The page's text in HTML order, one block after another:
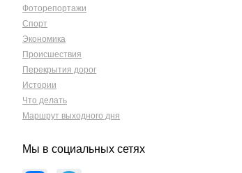
Фоторепортажи
Спорт
Экономика
Происшествия
Перекрытия дорог
Истории
Что делать
Маршрут выходного дня
Мы в социальных сетях